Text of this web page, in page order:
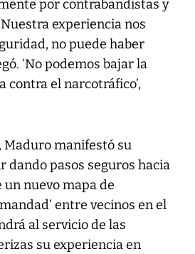
por contrabandistas y
experiencia nos
no puede haber
‘No podemos bajar la
contra el narcotráfico’,
Maduro manifestó su
dando pasos seguros hacia
nuevo mapa de
entre vecinos en el
al servicio de las
su experiencia en